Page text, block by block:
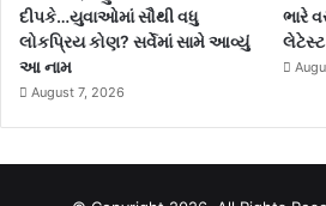
દીપકે…યુવાઓમાં સૌથી વધુ
લોકપ્રિય કોણ? સર્વેમાં સામે આવ્યું
આ નામ
August 7, 2026
ભારે